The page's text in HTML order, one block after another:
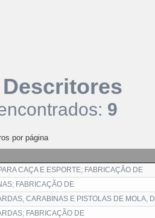
9
por página
CAÇA E ESPORTE; FABRICAÇÃO DE
FABRICAÇÃO DE
CARABINAS E PISTOLAS DE MOLA,
FABRICAÇÃO DE